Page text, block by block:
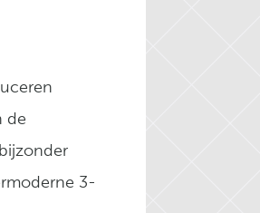
de
3-